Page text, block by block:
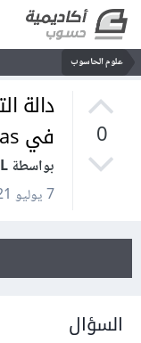
علوم الحاسوب
0
في Keras
بواسطة Meezo ML
7 يوليو 2021
السؤال